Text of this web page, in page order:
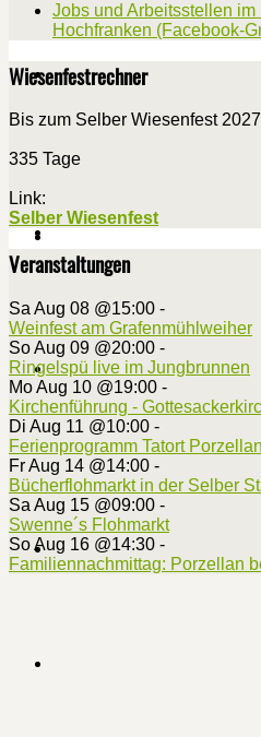
Jobs und Arbeitsstellen
Hochfranken (Facebook-
Wiesenfestrechner
Bis zum Selber Wiesenfest
335 Tage
Link:
Selber Wiesenfest
Veranstaltungen
Sa Aug 08 @15:00 -
Weinfest am Grafenmühlweiher
So Aug 09 @20:00 -
Ringelspü live im Jungbrunnen
Mo Aug 10 @19:00 -
Kirchenführung -
Di Aug 11 @10:00 -
Ferienprogramm Tatort
Fr Aug 14 @14:00 -
Bücherflohmarkt in der Selber
Sa Aug 15 @09:00 -
Swenne´s Flohmarkt
So Aug 16 @14:30 -
Familiennachmittag: Porzellan